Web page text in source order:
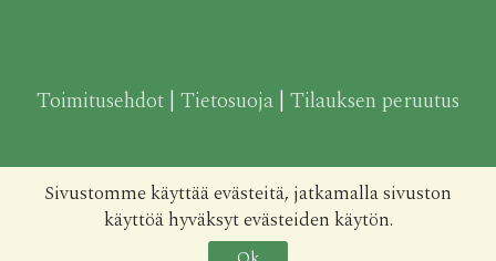
Toimitusehdot | Tietosuoja | Tilauksen peruutus
Sivustomme käyttää evästeitä, jatkamalla sivuston
käyttöä hyväksyt evästeiden käytön.